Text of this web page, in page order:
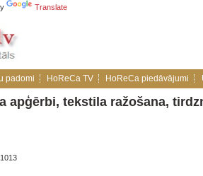
Translate
padomi HoReCa TV HoReCa piedāvājumi
apģērbi, tekstila ražošana,